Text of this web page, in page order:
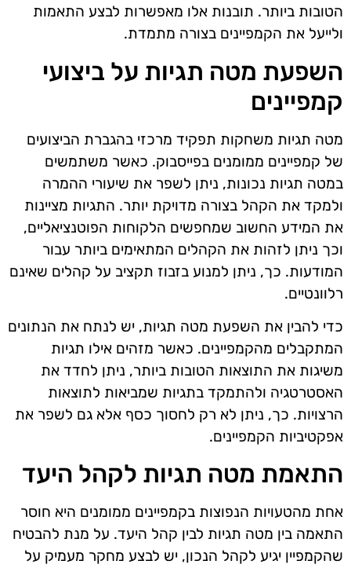
הטובות ביותר. תובנות אלו מאפשרות לבצע התאמות
ולייעל את הקמפיינים בצורה מתמדת.
השפעת מטה תגיות על ביצועי
קמפיינים
מטה תגיות משחקות תפקיד מרכזי בהגברת הביצועים
של קמפיינים ממומנים בפייסבוק. כאשר משתמשים
במטה תגיות נכונות, ניתן לשפר את שיעורי ההמרה
ולמקד את הקהל בצורה מדויקת יותר. התגיות מציינות
את המידע החשוב שמחפשים הלקוחות הפוטנציאליים,
וכך ניתן לזהות את הקהלים המתאימים ביותר עבור
המודעות. כך, ניתן למנוע בזבוז תקציב על קהלים שאינם
רלוונטיים.
כדי להבין את השפעת מטה תגיות, יש לנתח את הנתונים
המתקבלים מהקמפיינים. כאשר מזהים אילו תגיות
משיגות את התוצאות הטובות ביותר, ניתן לחדד את
האסטרטגיה ולהתמקד בתגיות שמביאות לתוצאות
הרצויות. כך, ניתן לא רק לחסוך כסף אלא גם לשפר את
אפקטיביות הקמפיינים.
התאמת מטה תגיות לקהל היעד
אחת מהטעויות הנפוצות בקמפיינים ממומנים היא חוסר
התאמה בין מטה תגיות לבין קהל היעד. על מנת להבטיח
שהקמפיין יגיע לקהל הנכון, יש לבצע מחקר מעמיק על